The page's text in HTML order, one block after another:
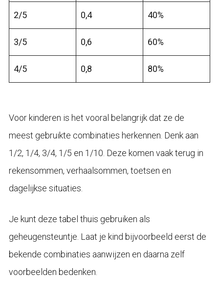
2/5 0,4 40%
3/5 0,6 60%
4/5 0,8 80%
Voor kinderen is het vooral belangrijk dat ze de
meest gebruikte combinaties herkennen. Denk aan
1/2, 1/4, 3/4, 1/5 en 1/10. Deze komen vaak terug in
rekensommen, verhaalsommen, toetsen en
dagelijkse situaties.
Je kunt deze tabel thuis gebruiken als
geheugensteuntje. Laat je kind bijvoorbeeld eerst de
bekende combinaties aanwijzen en daarna zelf
voorbeelden bedenken.